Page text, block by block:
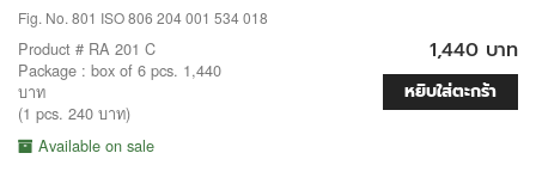
Fig. No. 801 ISO 806 204 001 534 018
Product # RA 201 C
Package : box of 6 pcs. 1,440
บาท
(1 pcs. 240 บาท)
Available on sale
1,440 บาท
หยิบใส่ตะกร้า